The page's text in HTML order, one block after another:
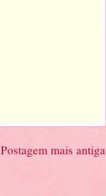
Postagem mais antiga